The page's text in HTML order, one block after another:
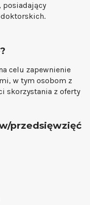
posiadający
doktorskich.
celu zapewnienie
w tym osobom z
skorzystania z oferty
przedsięwzięć